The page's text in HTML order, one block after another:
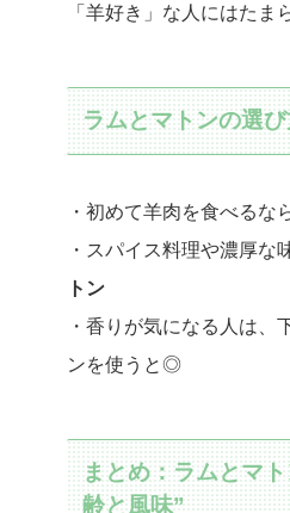
「羊好き」な人にはたま
ラムとマトンの選
・初めて羊肉を食べるな
・スパイス料理や濃厚な
トン
・香りが気になる人は、
ンを使うと◎
まとめ：ラムとマ
齢と風味”